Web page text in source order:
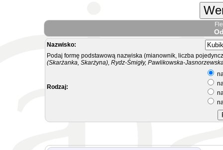
Nazwisko:
Podaj formę podstawową nazwiska (mianownik, liczba
(Skarżanka, Skarżyna), Rydz-Śmigły, Pawlikowska-
Rodzaj: